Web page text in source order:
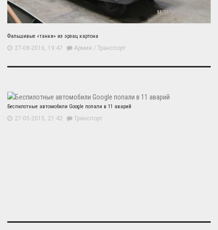
Фальшивые «танки» из эрзац картона
27-08-2016, 19:47 Армия / Транспорт
Беспилотные автомобили Google попали в 11 аварий
27-05-2015, 21:42 Транспорт